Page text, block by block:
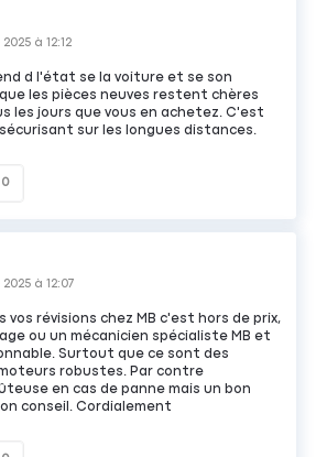
à12:12
d l'état se la voiture et se son
les pièces neuves restent chères
les jours que vous en achetez. C'est
sur les longues distances.
0
à12:07
vos révisions chez MB c'est hors de prix,
ou un mécanicien spécialiste MB et
Surtout que ce sont des
robustes. Par contre
en cas de panne mais un bon
conseil. Cordialement